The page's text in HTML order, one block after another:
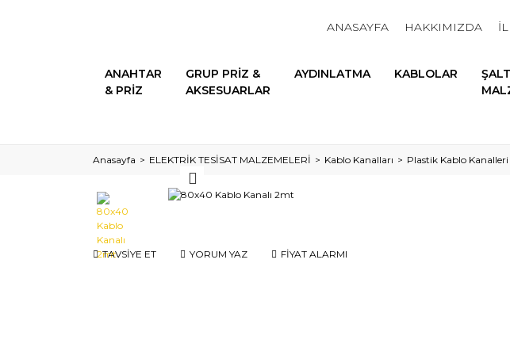
ANASAYFA HAKKIMIZDA
ANAHTAR
& PRİZ
GRUP PRİZ &
AKSESUARLAR
AYDINLATMA KABLOLAR
ŞALT
Anasayfa ELEKTRİK TESİSAT MALZEMELERİ Kablo Kanalları Plastik Kablo Kanalleri
TAVSİYE ET YORUM YAZ FİYAT ALARMI